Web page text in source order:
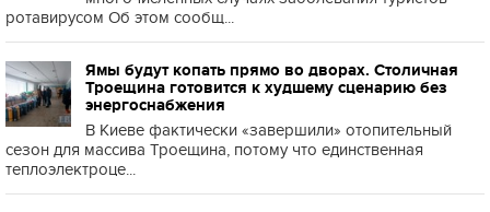
ротавирусом Об этом сообщ...
Ямы будут копать прямо во дворах. Столичная
Троещина готовится к худшему сценарию без
энергоснабжения
В Киеве фактически «завершили» отопительный
сезон для массива Троещина, потому что единственная
теплоэлектроце...